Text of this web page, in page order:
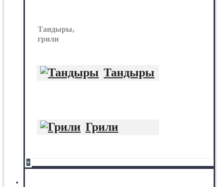
Тандыры,
грили
Тандыры
Грили
+